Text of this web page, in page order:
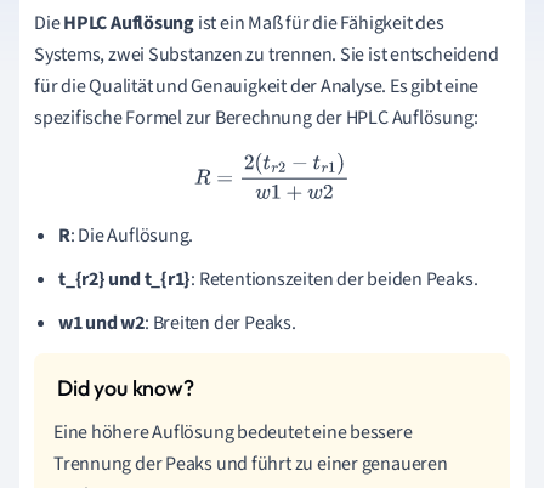
DieHPLC Auflösungist ein Maß für die Fähigkeit des
Systems, zwei Substanzen zu trennen. Sie ist entscheidend
für die Qualität und Genauigkeit der Analyse. Es gibt eine
spezifische Formel zur Berechnung der HPLC Auflösung:
R= 2(t r2−tr1) w1+w2
R: Die Auflösung.
t_{r2} und t_{r1}: Retentionszeiten der beiden Peaks.
w1 und w2: Breiten der Peaks.
Eine höhere Auflösung bedeutet eine bessere
Trennung der Peaks und führt zu einer genaueren